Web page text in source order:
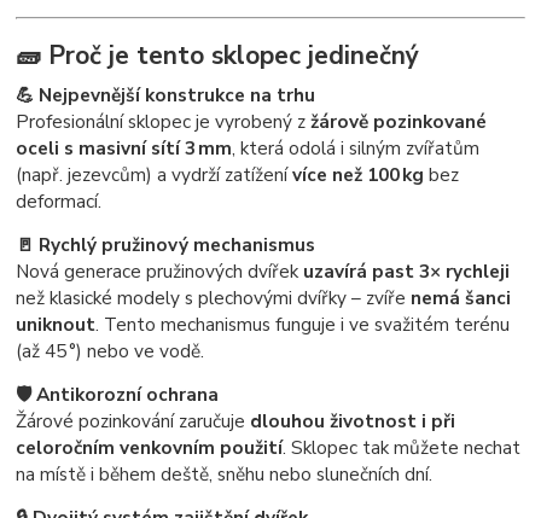
🧱 Proč je tento sklopec jedinečný
💪 Nejpevnější konstrukce na trhu
Profesionální sklopec je vyrobený zžárově pozinkované
oceli s masivní sítí 3 mm, která odolá i silným zvířatům
(např. jezevcům) a vydrží zatíženívíce než 100 kg bez
deformací.
🚪 Rychlý pružinový mechanismus
Nová generace pružinových dvířek uzavírá past 3× rychleji
než klasické modely s plechovými dvířky – zvíře nemá šanci
uniknout. Tento mechanismus funguje i ve svažitém terénu
(až 45 °) nebo ve vodě.
🛡️ Antikorozní ochrana
Žárové pozinkování zaručuje dlouhou životnost i při
celoročním venkovním použití. Sklopec tak můžete nechat
na místě i během deště, sněhu nebo slunečních dní.